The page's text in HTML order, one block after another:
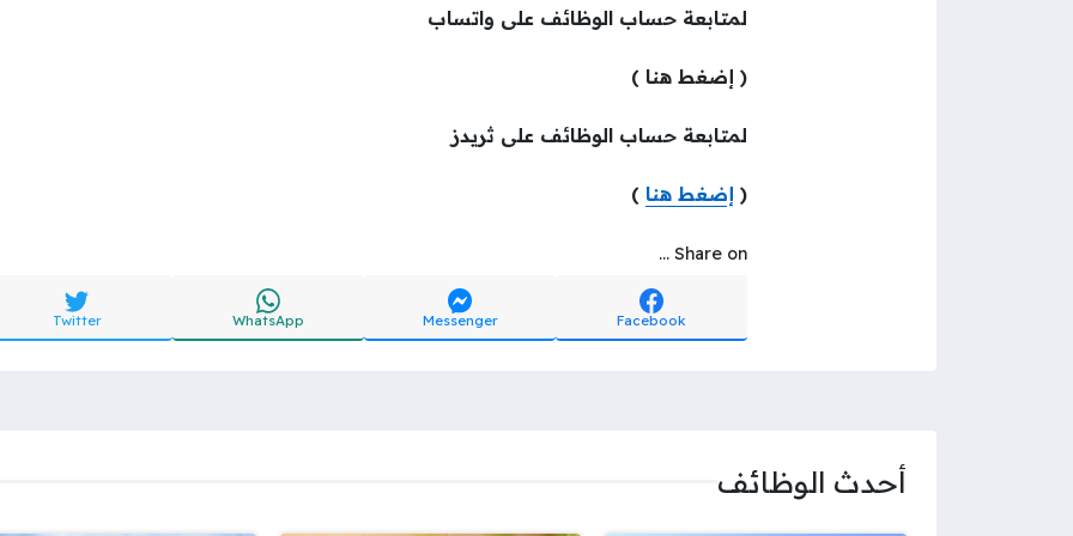
لمتابعة حساب الوظائف على واتساب
( إضغط هنا )
لمتابعة حساب الوظائف على ثريدز
( إضغط هنا )
Share on ...
Facebook
Messenger
WhatsApp
Twitter
أحدث الوظائف